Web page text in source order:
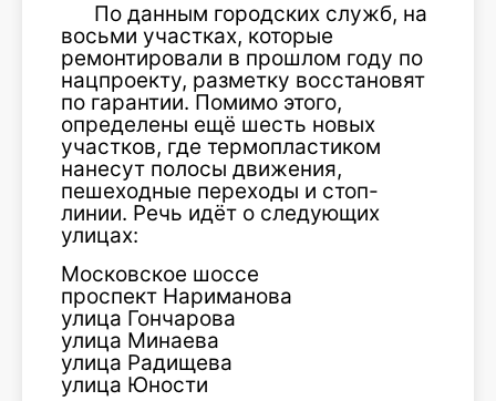
По данным городских служб, на
восьми участках, которые
ремонтировали в прошлом году по
нацпроекту, разметку восстановят
по гарантии. Помимо этого,
определены ещё шесть новых
участков, где термопластиком
нанесут полосы движения,
пешеходные переходы и стоп-
линии. Речь идёт о следующих
улицах:
Московское шоссе
проспект Нариманова
улица Гончарова
улица Минаева
улица Радищева
улица Юности